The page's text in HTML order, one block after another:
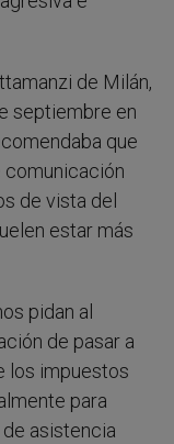
de Milán,
septiembre en
que
comunicación
de vista del
estar más
pidan al
de pasar a
los impuestos
para
asistencia